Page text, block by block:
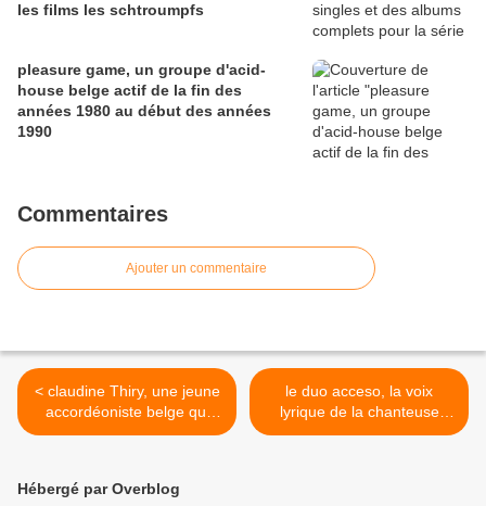
les films les schtroumpfs
pleasure game, un groupe d'acid-
house belge actif de la fin des
années 1980 au début des années
1990
Commentaires
Ajouter un commentaire
< claudine Thiry, une jeune
accordéoniste belge qui
nous légua ce 45 tours "les
le duo acceso, la voix
lyrique de la chanteuse
d'opéra claudine chériez et
Hébergé par Overblog